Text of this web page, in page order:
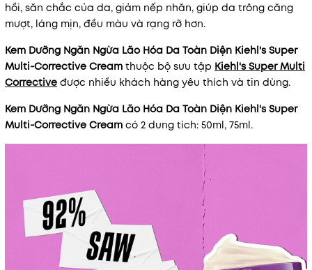
hồi, săn chắc của da, giảm nếp nhăn, giúp da trông căng
mượt, láng mịn, đều màu và rạng rỡ hơn.
Kem Dưỡng Ngăn Ngừa Lão Hóa Da Toàn Diện Kiehl's Super
Multi-Corrective Cream thuộc bộ sưu tập Kiehl's Super Multi
Corrective được nhiều khách hàng yêu thích và tin dùng.
Kem Dưỡng Ngăn Ngừa Lão Hóa Da Toàn Diện Kiehl's Super
Multi-Corrective Cream có 2 dung tích: 50ml, 75ml.